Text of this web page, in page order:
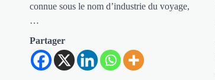
connue sous le nom d’industrie du voyage,
…
Partager